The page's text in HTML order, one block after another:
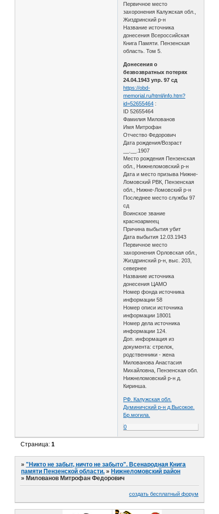
Первичное место
захоронения Калужская обл.,
Жиздринский р-н
Название источника
донесения Всероссийская
Книга Памяти. Пензенская
область. Том 5.
Донесения о
безвозвратных потерях
24.04.1943 упр. 97 сд
https://obd-
memorial.ru/html/info.htm?
id=52655464 :
ID 52655464
Фамилия Милованов
Имя Митрофан
Отчество Федорович
Дата рождения/Возраст
__.__.1907
Место рождения Пензенская
обл., Нижнеломовский р-н
Дата и место призыва Нижне-
Ломовский РВК, Пензенская
обл., Нижне-Ломовский р-н
Последнее место службы 97
сд
Воинское звание
красноармеец
Причина выбытия убит
Дата выбытия 12.03.1943
Первичное место
захоронения Орловская обл.,
Жиздринский р-н, выс. 203,
севернее
Название источника
донесения ЦАМО
Номер фонда источника
информации 58
Номер описи источника
информации 18001
Номер дела источника
информации 124.
Доп. информация из
документа: стрелок,
родственники - жена
Милованова Анастасия
Михайловна, Пензенская обл.
Нижнеломовский р-н д.
Киринша.
РФ. Калужская обл.
Думиничский р-н д.Высокое.
Бр.могила.
0
Страница:1
»"Никто не забыт, ничто не забыто". Всенародная Книга
памяти Пензенской области. » Нижнеломовский район
» Милованов Митрофан Федорович
создать бесплатный форум